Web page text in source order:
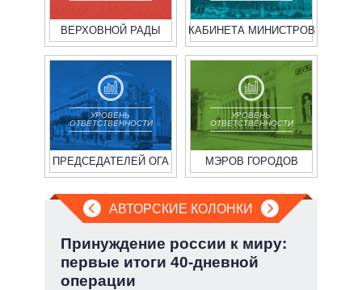
ВЕРХОВНОЙ РАДЫ КАБИНЕТА МИНИСТРОВ
УРОВЕНЬ
ОТВЕТСТВЕННОСТИ
ПРЕДСЕДАТЕЛЕЙ ОГА
УРОВЕНЬ
ОТВЕТСТВЕННОСТИ
МЭРОВ ГОРОДОВ
АВТОРСКИЕ КОЛОНКИ
Принуждение россии к миру:
первые итоги 40-дневной
операции